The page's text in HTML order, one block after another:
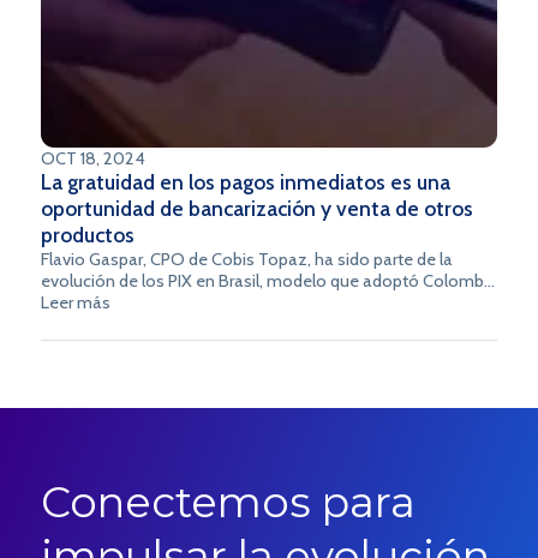
OCT 18, 2024
La gratuidad en los pagos inmediatos es una
oportunidad de bancarización y venta de otros
productos
Flavio Gaspar, CPO de Cobis Topaz, ha sido parte de la
evolución de los PIX en Brasil, modelo que adoptó Colombia
para pagos inmediatos. Los aprendizajes de este proceso
Leer más
Conectemos para